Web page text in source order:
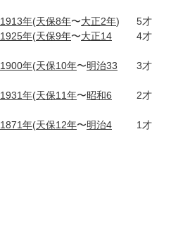
1913年(天保8年〜大正2年)
5才
1925年(天保9年〜大正14
4才
1900年(天保10年〜明治33
3才
1931年(天保11年〜昭和6
2才
1871年(天保12年〜明治4
1才